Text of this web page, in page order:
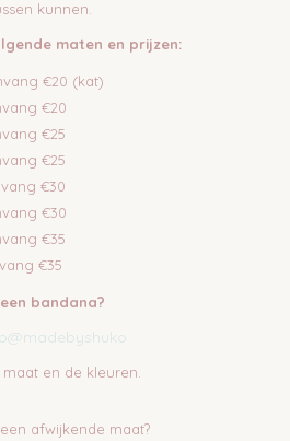
kunnen.
maten en prijzen:
€20 (kat)
€20
€25
€25
€30
€30
€35
€35
bandana?
en de kleuren.
afwijkende maat?